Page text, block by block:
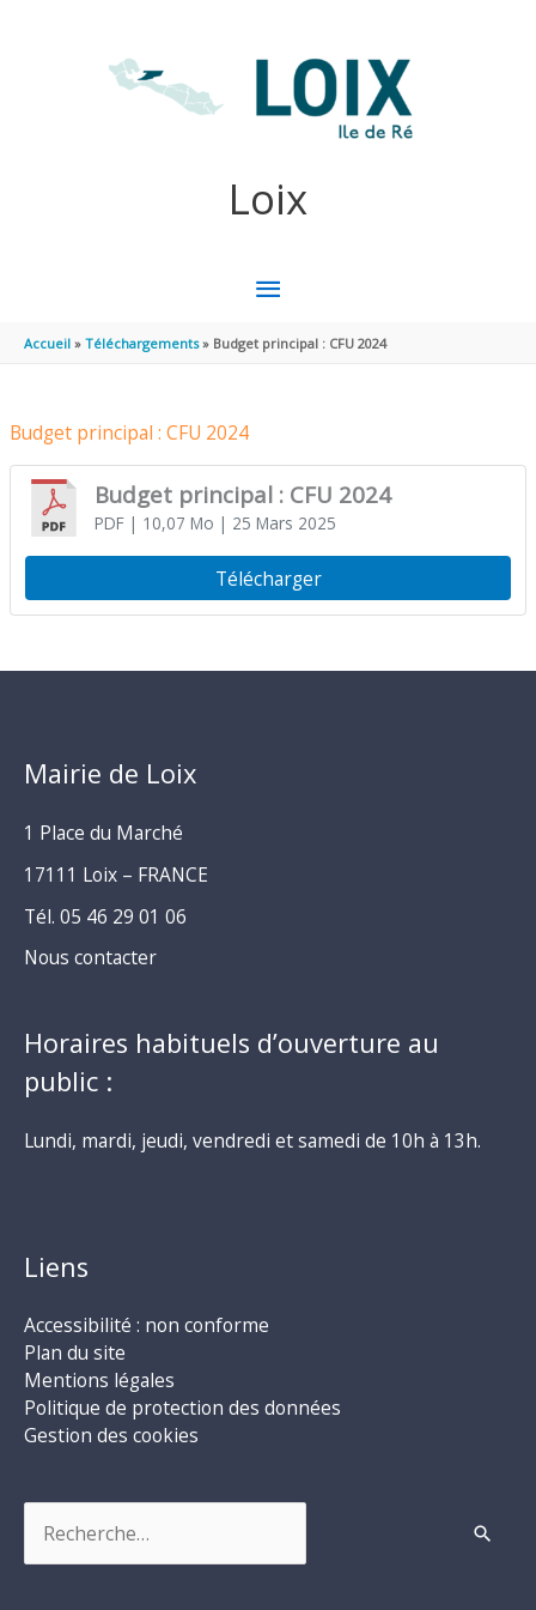
Loix
MENU
PRINCIPAL
Accueil Téléchargements Budget principal : CFU 2024
Budget principal : CFU 2024
Budget principal : CFU 2024
PDF| 10,07 Mo | 25 Mars 2025
Télécharger
Mairie de Loix
1 Place du Marché
17111 Loix – FRANCE
Tél. 05 46 29 01 06
Nous contacter
Horaires habituels d’ouverture au
public :
Lundi, mardi, jeudi, vendredi et samedi de 10h à 13h.
Liens
Accessibilité : non conforme
Plan du site
Mentions légales
Politique de protection des données
Gestion des cookies